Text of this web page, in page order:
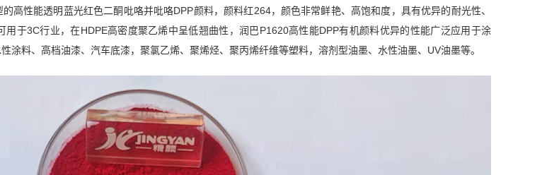
高性能透明蓝光红色二酮吡咯并吡咯DPP颜料，颜料红264，颜色非常鲜艳、高饱和度，具有优异的耐光性、
于3C行业，在HDPE高密度聚乙烯中呈低翘曲性，润巴P1620高性能DPP有机颜料优异的性能广泛应用于涂
涂料、高档油漆、汽车底漆，聚氯乙烯、聚烯烃、聚丙烯纤维等塑料，溶剂型油墨、水性油墨、UV油墨等。